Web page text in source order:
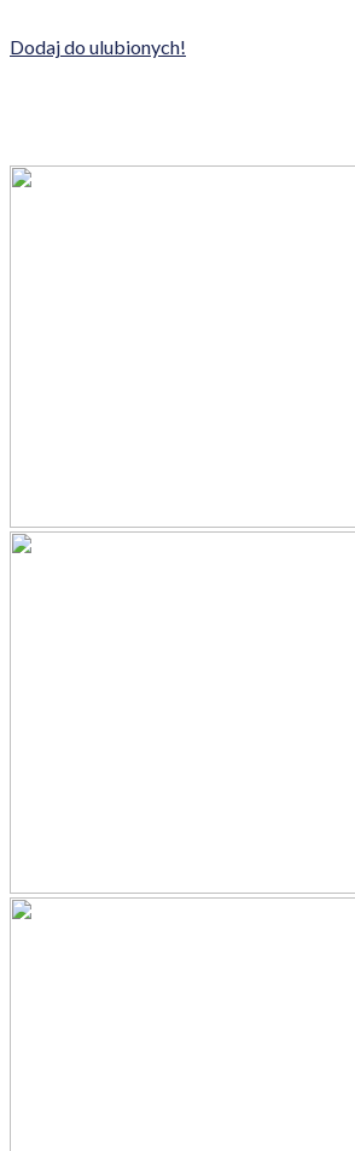
Dodaj do ulubionych!